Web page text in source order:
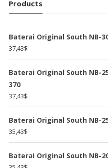
Products
Baterai Original South NB-
37,43$
Baterai Original South NB-
370
37,43$
Baterai Original South NB-
35,43$
Baterai Original South NB-